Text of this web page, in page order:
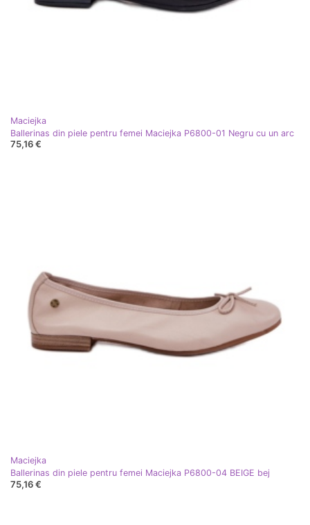
Maciejka
Ballerinas din piele pentru femei Maciejka P6800-01 Negru cu un arc
75,16 €
Maciejka
Ballerinas din piele pentru femei Maciejka P6800-04 BEIGE bej
75,16 €